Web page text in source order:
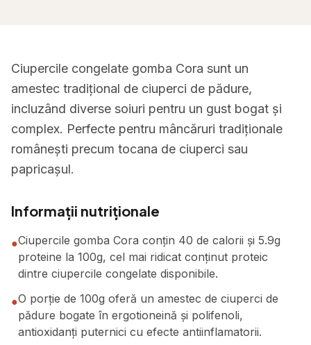
Ciupercile congelate gomba Cora sunt un
amestec tradițional de ciuperci de pădure,
incluzând diverse soiuri pentru un gust bogat și
complex. Perfecte pentru mâncăruri tradiționale
românești precum tocana de ciuperci sau
papricașul.
Informații nutriționale
●Ciupercile gomba Cora conțin 40 de calorii și 5.9g
proteine la 100g, cel mai ridicat conținut proteic
dintre ciupercile congelate disponibile.
●O porție de 100g oferă un amestec de ciuperci de
pădure bogate în ergotioneină și polifenoli,
antioxidanți puternici cu efecte antiinflamatorii.